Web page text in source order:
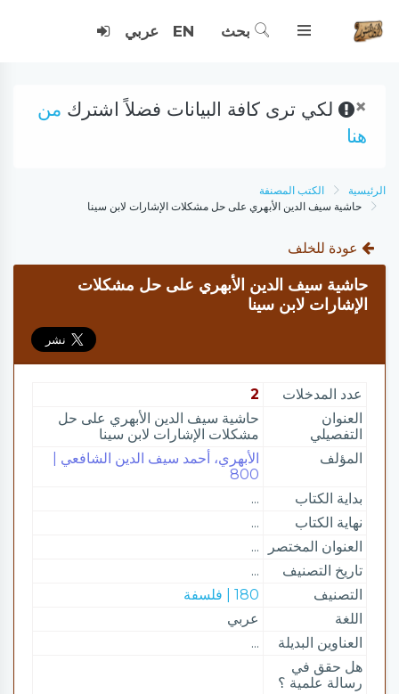
بحث EN عربي
× لكي ترى كافة البيانات فضلاً اشترك من
هنا
الرئيسية
الكتب المصنفة
حاشية سيف الدين الأبهري على حل مشكلات الإشارات لابن سينا
عودة للخلف
حاشية سيف الدين الأبهري على حل مشكلات
الإشارات لابن سينا
عدد المدخلات
2
العنوان
التفصيلي
حاشية سيف الدين الأبهري على حل
مشكلات الإشارات لابن سينا
المؤلف
الأبهري، أحمد سيف الدين الشافعي |
800
بداية الكتاب
...
نهاية الكتاب
...
العنوان المختصر
...
تاريخ التصنيف
...
التصنيف
180 | فلسفة
اللغة
عربي
العناوين البديلة
...
هل حقق في
رسالة علمية ؟